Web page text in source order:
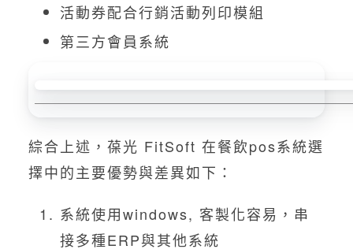
活動券配合行銷活動列印模組
第三方會員系統
綜合上述，葆光 FitSoft 在餐飲pos系統選
擇中的主要優勢與差異如下：
系統使用windows, 客製化容易，串
接多種ERP與其他系統